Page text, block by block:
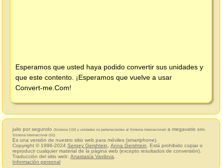
Esperamos que usted haya podido convertir sus unidades y
que este contento. ¡Esperamos que vuelve a usar
Convert-me.Com!
julio por segundo (Sistema CGS y unidades no pertenecientes al Sistema Internacional) a megavatio (MW,
Sistema Internacional (SI))
Es una versión de nuestro sitio web para móviles (smartphone).
Copyright © 1996-2024 Sergey Gershtein Anna Gershtein . Está prohibido copiar o
reproducir cualquier material de la página web (excepto resultados de conversión).
Traducción del sitio web: Anastasía Vavilova
Información personal